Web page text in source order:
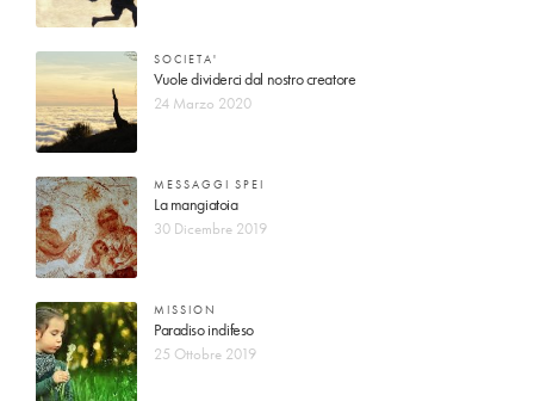
SOCIETA'
Vuole dividerci dal nostro creatore
24 Marzo 2020
MESSAGGI SPEI
La mangiatoia
30 Dicembre 2019
MISSION
Paradiso indifeso
25 Ottobre 2019